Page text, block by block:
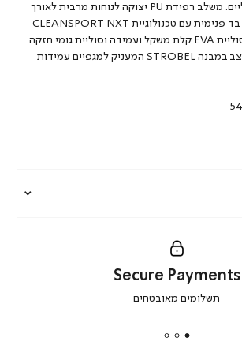
לשמירה על חום הרגליים. משלב רפידת PU יצוקה לנוחות מרבית לאורך
זמן. מעוצב עםשכבת בד פנימית עם טכנולוגיית CLEANSPORT NXT
לניטרול ריחות. בעל סוליית EVA קלת משקל ועמידה וסוליית גומי חזקה
לאחיזה מיטבית. מעוצב במבנה STROBEL המעניק למגפיים עמידות
secure
|
Secure Payments
תשלומים מאובטחים